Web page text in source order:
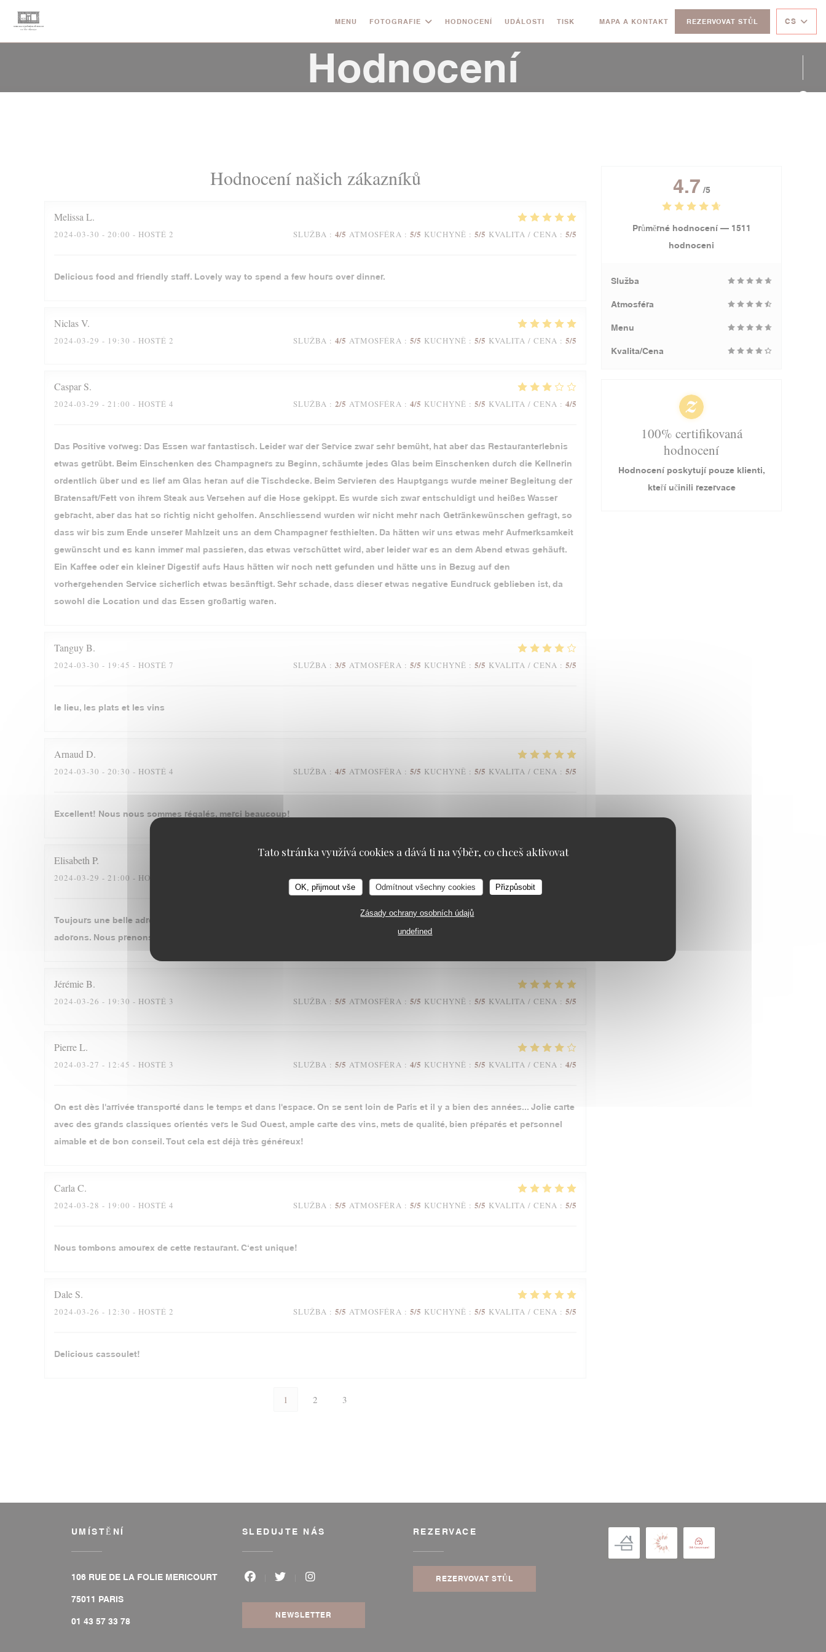
Panel pro správu cookies
Tato stránka využívá cookies a dává ti na výběr, co chceš aktivovat
OK, přijmout vše Odmítnout všechny cookies Přizpůsobit
Zásady ochrany osobních údajů
undefined
MENU FOTOGRAFIE HODNOCENÍ UDÁLOSTI TISK MAPA A KONTAKT REZERVOVAT STŮL CS
Hodnocení
Hodnocení našich zákazníků
Melissa L
2024-03-30 - 20:00 - HOSTÉ 2 SLUŽBA : 4/5 ATMOSFÉRA : 5/5 KUCHYNĚ : 5/5 KVALITA / CENA : 5/5
Delicious food and friendly staff. Lovely way to spend a few hours over dinner.
NiclasV
2024-03-29 - 19:30 - HOSTÉ 2 SLUŽBA : 4/5 ATMOSFÉRA : 5/5 KUCHYNĚ : 5/5 KVALITA / CENA : 5/5
Caspar S
2024-03-29 - 21:00 - HOSTÉ 4 SLUŽBA : 2/5 ATMOSFÉRA : 4/5 KUCHYNĚ : 5/5 KVALITA / CENA : 4/5
Das Positive vorweg: Das Essen war fantastisch. Leider war der Service zwar sehr bemüht, hat aber das Restauranterlebnis
etwas getrübt. Beim Einschenken des Champagners zu Beginn, schäumte jedes Glas beim Einschenken durch die Kellnerin
ordentlich über und es lief am Glas heran auf die Tischdecke. Beim Servieren des Hauptgangs wurde meiner Begleitung der
Bratensaft/Fett von ihrem Steak aus Versehen auf die Hose gekippt. Es wurde sich zwar entschuldigt und heißes Wasser
gebracht, aber das hat so richtig nicht geholfen. Anschliessend wurden wir nicht mehr nach Getränkewünschen gefragt, so
dass wir bis zum Ende unserer Mahlzeit uns an dem Champagner festhielten. Da hätten wir uns etwas mehr Aufmerksamkeit
gewünscht und es kann immer mal passieren, das etwas verschüttet wird, aber leider war es an dem Abend etwas gehäuft.
Ein Kaffee oder ein kleiner Digestif aufs Haus hätten wir noch nett gefunden und hätte uns in Bezug auf den
vorhergehenden Service sicherlich etwas besänftigt. Sehr schade, dass dieser etwas negative Eundruck geblieben ist, da
sowohl die Location und das Essen großartig waren.
TanguyB
2024-03-30 - 19:45 - HOSTÉ 7 SLUŽBA : 3/5 ATMOSFÉRA : 5/5 KUCHYNĚ : 5/5 KVALITA / CENA : 5/5
le lieu, les plats et les vins
Arnaud D
2024-03-30 - 20:30 - HOSTÉ 4 SLUŽBA : 4/5 ATMOSFÉRA : 5/5 KUCHYNĚ : 5/5 KVALITA / CENA : 5/5
Excellent! Nous nous sommes régalés, merci beaucoup!
Elisabeth P
2024-03-29 - 21:00 - HOSTÉ 2 SLUŽBA: 4/5 ATMOSFÉRA: 5/5 KUCHYNĚ: 5/5 KVALITA / CENA
Toujours une belle adresse, où le plaisir de revenir est comblé. Le cadre est chaleureux et d’un autre temps que nous
adorons. Nous prenons à chaque fois le cassoulet. Service agréable et de bon ton. Merci à toute l’équipe
JérémieB
2024-03-26 - 19:30 - HOSTÉ 3 SLUŽBA : 5/5 ATMOSFÉRA : 5/5 KUCHYNĚ : 5/5 KVALITA / CENA : 5/5
PierreL
2024-03-27 - 12:45 - HOSTÉ 3 SLUŽBA : 5/5 ATMOSFÉRA : 4/5 KUCHYNĚ : 5/5 KVALITA / CENA : 4/5
On est dès l'arrivée transporté dans le temps et dans l'espace. On se sent loin de Paris et il y a bien des années... Jolie carte
avec des grands classiques orientés vers le Sud Ouest, ample carte des vins, mets de qualité, bien préparés et personnel
aimable et de bon conseil. Tout cela est déjà très généreux!
Carla C
2024-03-28 - 19:00 - HOSTÉ 4 SLUŽBA : 5/5 ATMOSFÉRA : 5/5 KUCHYNĚ : 5/5 KVALITA / CENA : 5/5
Nous tombons amourex de cette restaurant. C‘est unique!
Dale S
2024-03-26 - 12:30 - HOSTÉ 2 SLUŽBA : 5/5 ATMOSFÉRA : 5/5 KUCHYNĚ : 5/5 KVALITA / CENA : 5/5
Delicious cassoulet!
1 2 3
4.7 /5
Průměrné hodnocení — 1511
hodnoceni
Služba
Atmosféra
Menu
Kvalita/Cena
100% certifikovaná
hodnocení
Hodnocení poskytují pouze klienti,
kteří učinili rezervace
UMÍSTĚNÍ
106 RUE DE LA FOLIE MERICOURT
75011 PARIS((otevře se v novém okně))
01 43 57 33 78
SLEDUJTE NÁS
NEWSLETTER
REZERVACE
REZERVOVAT STŮL